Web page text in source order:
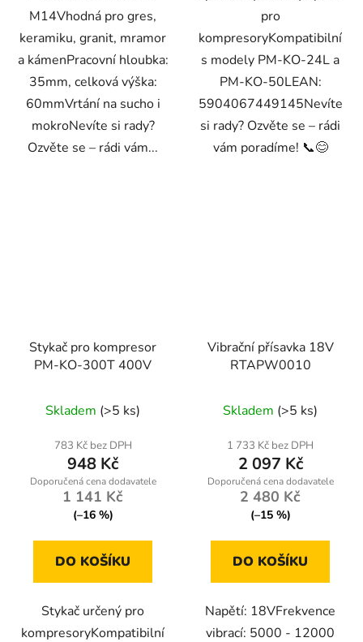
M14Vhodná pro gres,
keramiku, granit, mramor
a kámenPracovní hloubka:
35mm, celková výška:
60mmVrtání na sucho i
mokroNevíte si rady?
Ozvěte se – rádi vám...
pro
kompresoryKompatibilní
s modely PM-KO-24L a
PM-KO-50LEAN:
5904067449145Nevíte
si rady? Ozvěte se – rádi
vám poradíme! 📞😊
Stykač pro kompresor
PM-KO-300T 400V
Skladem (>5 ks)
783 Kč bez DPH
948 Kč
1 141 Kč
(–16 %)
DO KOŠÍKU
Stykač určený pro
kompresoryKompatibilní
Vibrační přísavka 18V
RTAPW0010
Skladem (>5 ks)
1 733 Kč bez DPH
2 097 Kč
2 480 Kč
(–15 %)
DO KOŠÍKU
Napětí: 18VFrekvence
vibrací: 5000 - 12000